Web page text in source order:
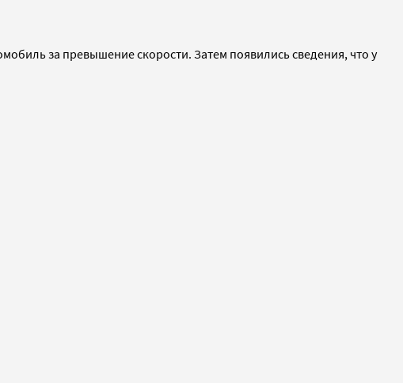
за превышение скорости. Затем появились сведения, что у